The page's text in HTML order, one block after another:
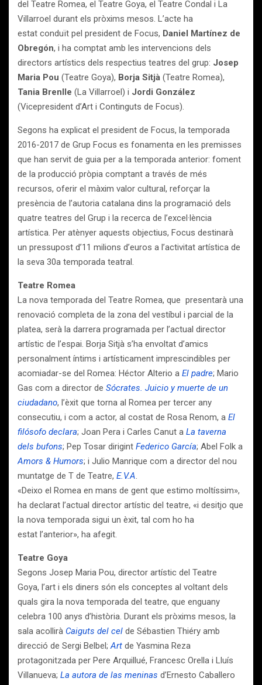
del Teatre Romea, el Teatre Goya, el Teatre Condal i La
Villarroel durant els pròxims mesos. L’acte ha
estat conduït pel president de Focus, Daniel Martínez de
Obregón, i ha comptat amb les intervencions dels
directors artístics dels respectius teatres del grup: Josep
Maria Pou (Teatre Goya), Borja Sitjà (Teatre Romea),
Tania Brenlle (La Villarroel) i Jordi González
(Vicepresident d’Art i Continguts de Focus).
Segons ha explicat el president de Focus, la temporada
2016-2017 de Grup Focus es fonamenta en les premisses
que han servit de guia per a la temporada anterior: foment
de la producció pròpia comptant a través de més
recursos, oferir el màxim valor cultural, reforçar la
presència de l’autoria catalana dins la programació dels
quatre teatres del Grup i la recerca de l’excel·lència
artística. Per atènyer aquests objectius, Focus destinarà
un pressupost d’11 milions d’euros a l’activitat artística de
la seva 30a temporada teatral.
Teatre Romea
La nova temporada del Teatre Romea, que presentarà una
renovació completa de la zona del vestíbul i parcial de la
platea, serà la darrera programada per l’actual director
artístic de l’espai. Borja Sitjà s’ha envoltat d’amics
personalment íntims i artísticament imprescindibles per
acomiadar-se del Romea: Héctor Alterio a El padre; Mario
Gas com a director de Sócrates. Juicio y muerte de un
ciudadano, l’èxit que torna al Romea per tercer any
consecutiu, i com a actor, al costat de Rosa Renom, a El
filósofo declara; Joan Pera i Carles Canut a La taverna
dels bufons; Pep Tosar dirigint Federico García; Abel Folk a
Amors & Humors; i Julio Manrique com a director del nou
muntatge de T de Teatre, E.V.A.
«Deixo el Romea en mans de gent que estimo moltíssim»,
ha declarat l’actual director artístic del teatre, «i desitjo que
la nova temporada sigui un èxit, tal com ho ha
estat l’anterior», ha afegit.
Teatre Goya
Segons Josep Maria Pou, director artístic del Teatre
Goya, l’art i els diners són els conceptes al voltant dels
quals gira la nova temporada del teatre, que enguany
celebra 100 anys d’història. Durant els pròxims mesos, la
sala acollirà Caiguts del cel de Sébastien Thiéry amb
direcció de Sergi Belbel;Art de Yasmina Reza
protagonitzada per Pere Arquillué, Francesc Orella i Lluís
Villanueva; La autora de las meninas d’Ernesto Caballero